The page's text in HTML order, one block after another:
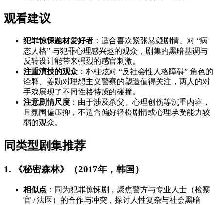
观看建议
犯罪惊悚题材爱好者 ：适合喜欢紧张悬疑剧情、对 “病
态人格” 与犯罪心理感兴趣的观众，剧集的黑暗基调与
反转设计能带来强烈的感官刺激。
注重演技的观众 ：朴柱炫对 “反社会性人格障碍” 角色的
诠释、姜勋对理想主义警察的塑造值得关注，两人的对
手戏展现了不同性格特质的碰撞。
注意剧情尺度 ：由于涉及杀父、心理创伤等沉重内容，
且氛围偏压抑，不适合偏好轻松剧情或心理承受能力较
弱的观众。
同类型剧集推荐
1. 《秘密森林》（2017年，韩国）
相似点 ：同为犯罪惊悚剧，聚焦警方与专业人士（检察
官 / 法医）的合作与冲突，探讨人性复杂与社会黑暗